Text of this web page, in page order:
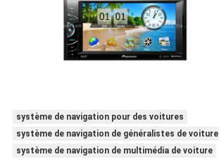
système de navigation pour des voitures
système de navigation de généralistes de voiture
système de navigation de multimédia de voiture